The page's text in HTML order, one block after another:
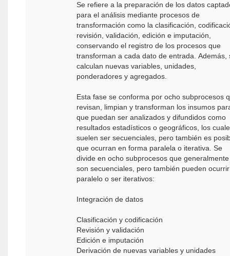
Se refiere a la preparación de los datos
para el análisis mediante procesos de
transformación como la clasificación,
revisión, validación, edición e imputación,
conservando el registro de los procesos que
transforman a cada dato de entrada. Además,
calculan nuevas variables, unidades,
ponderadores y agregados.
Esta fase se conforma por ocho subprocesos
revisan, limpian y transforman los insumos
que puedan ser analizados y difundidos como
resultados estadísticos o geográficos, los
suelen ser secuenciales, pero también es
que ocurran en forma paralela o iterativa. Se
divide en ocho subprocesos que generalmente
son secuenciales, pero también pueden
paralelo o ser iterativos:
Integración de datos
Clasificación y codificación
Revisión y validación
Edición e imputación
Derivación de nuevas variables y unidades